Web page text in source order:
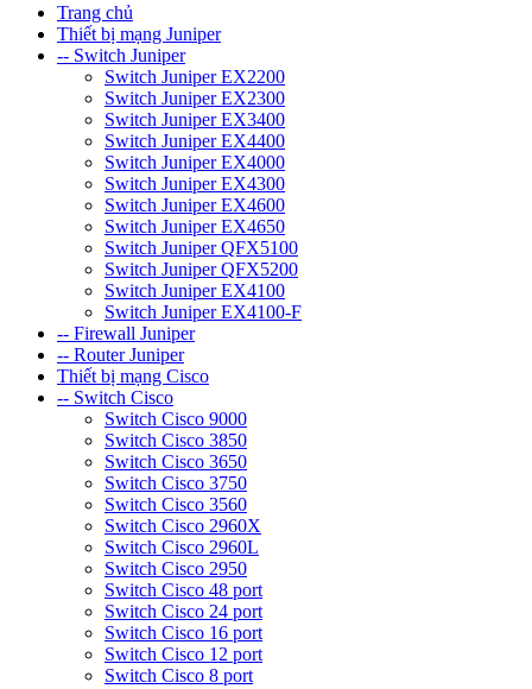
Trang chủ
Thiết bị mạng Juniper
-- Switch Juniper
Switch Juniper EX2200
Switch Juniper EX2300
Switch Juniper EX3400
Switch Juniper EX4400
Switch Juniper EX4000
Switch Juniper EX4300
Switch Juniper EX4600
Switch Juniper EX4650
Switch Juniper QFX5100
Switch Juniper QFX5200
Switch Juniper EX4100
Switch Juniper EX4100-F
-- Firewall Juniper
-- Router Juniper
Thiết bị mạng Cisco
-- Switch Cisco
Switch Cisco 9000
Switch Cisco 3850
Switch Cisco 3650
Switch Cisco 3750
Switch Cisco 3560
Switch Cisco 2960X
Switch Cisco 2960L
Switch Cisco 2950
Switch Cisco 48 port
Switch Cisco 24 port
Switch Cisco 16 port
Switch Cisco 12 port
Switch Cisco 8 port